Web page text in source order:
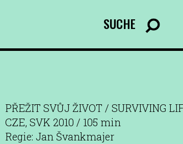
SUCHE
PŘEŽIT SVŮJ ŽIVOT / SURVIVING
CZE, SVK 2010 / 105 min
Regie: Jan Švankmajer